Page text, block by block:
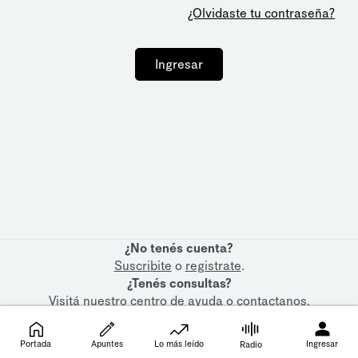
¿Olvidaste tu contraseña?
Ingresar
¿No tenés cuenta?
Suscribite o registrate.
¿Tenés consultas?
Visitá nuestrocentro de ayudaocontactanos.
Portada Apuntes Lo más leído Radio Ingresar